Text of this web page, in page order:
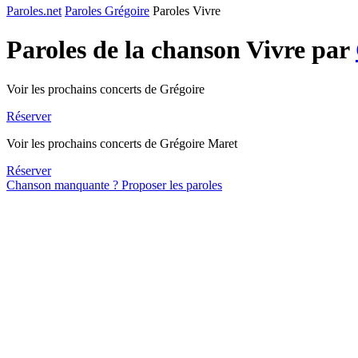
Paroles.net Paroles Grégoire Paroles Vivre
Paroles de la chanson Vivre par
Voir les prochains concerts de Grégoire
Réserver
Voir les prochains concerts de Grégoire Maret
Réserver
Chanson manquante ? Proposer les paroles